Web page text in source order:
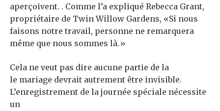
aperçoivent. . Comme l’a expliqué Rebecca Grant,
propriétaire de Twin Willow Gardens, «Si nous
faisons notre travail, personne ne remarquera
même que nous sommes là.»
Cela ne veut pas dire aucune partie de la
le mariage devrait autrement être invisible.
L’enregistrement de la journée spéciale nécessite
un